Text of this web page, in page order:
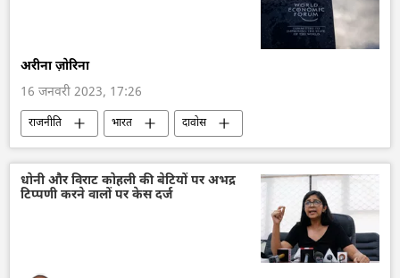
अरीना ज़ोरिना
16 जनवरी 2023, 17:26
राजनीति भारत
दावोस
विश्व आर्थिक मंच (WEF)
Covid-19
मुकेश अंबानी
धोनी और विराट कोहली की बेटियों पर अभद्र
टिप्पणी करने वालों पर केस दर्ज